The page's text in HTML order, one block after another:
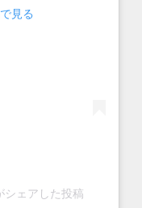
見る
シェアした投稿